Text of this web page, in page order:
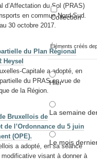
Collection
Éléments créés
Hier
La semaine
Le mois
d’Affectation du Sol (PRAS)
en commun Nord-Sud.
30 octobre 2017.
du Plan Régional
Capitale a adopté, en
du PRAS en vue de
de la Région.
Bruxellois de
de l’Ordonnance du 5 juin
(OPE).
a adopté, en sa séance
visant à donner à